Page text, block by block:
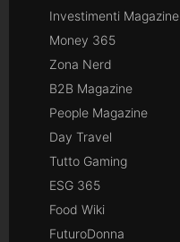
Investimenti Magazine
Money 365
Zona Nerd
B2B Magazine
People Magazine
Day Travel
Tutto Gaming
ESG 365
Food Wiki
FuturoDonna